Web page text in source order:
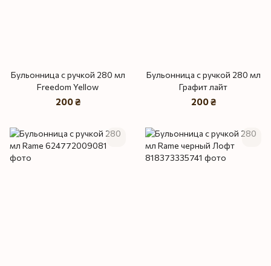
Бульонница с ручкой 280 мл
Freedom Yellow
200 ₴
Бульонница с ручкой 280 мл
Графит лайт
200 ₴